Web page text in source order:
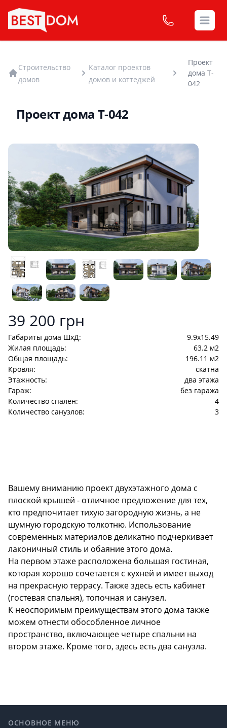
Строительство
домов
Каталог проектов
домов и коттеджей
Проект
дома T-
042
Проект дома T-042
Product information
39 200 грн
Габариты дома ШхД:
9.9х15.49
Жилая площадь:
63.2 м2
Общая площадь:
196.11 м2
Кровля:
cкатна
Этажность:
два этажа
Гараж:
без гаража
Количество спален:
4
Количество санузлов:
3
Description
Вашему вниманию проект двухэтажного дома с
плоской крышей - отличное предложение для тех,
кто предпочитает тихую загородную жизнь, а не
шумную городскую толкотню. Использование
современных материалов деликатно подчеркивает
лаконичный стиль и обаяние этого дома.
На первом этаже расположена большая гостиная,
которая хорошо сочетается с кухней и имеет выход
на прекрасную террасу. Также здесь есть кабинет
(гостевая спальня), топочная и санузел.
К неоспоримым преимуществам этого дома также
можем отнести обособленное личное
пространство, включающее четыре спальни на
втором этаже. Кроме того, здесь есть два санузла.
ОСНОВНОЕ МЕНЮ